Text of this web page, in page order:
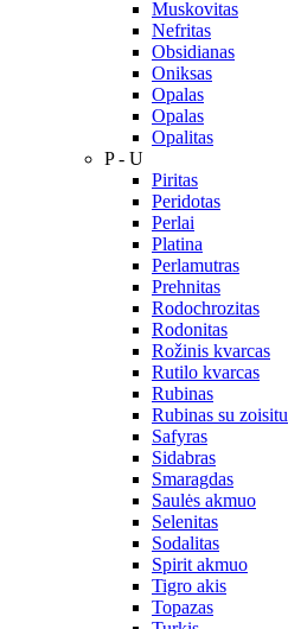
Muskovitas
Nefritas
Obsidianas
Oniksas
Opalas
Opalas
Opalitas
P - U
Piritas
Peridotas
Perlai
Platina
Perlamutras
Prehnitas
Rodochrozitas
Rodonitas
Rožinis kvarcas
Rutilo kvarcas
Rubinas
Rubinas su zoisitu
Safyras
Sidabras
Smaragdas
Saulės akmuo
Selenitas
Sodalitas
Spirit akmuo
Tigro akis
Topazas